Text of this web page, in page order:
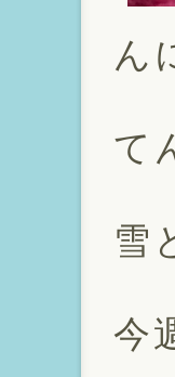
ん
て
雪
今